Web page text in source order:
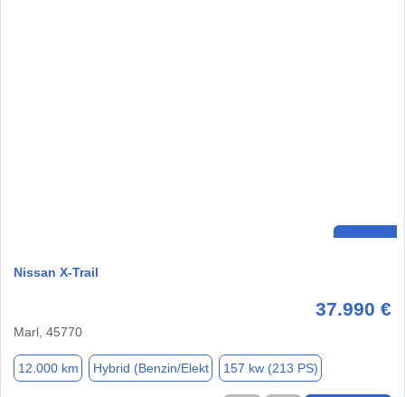
Nissan X-Trail
37.990 €
Marl, 45770
12.000 km Hybrid (Benzin/Elekt 157 kw (213 PS)